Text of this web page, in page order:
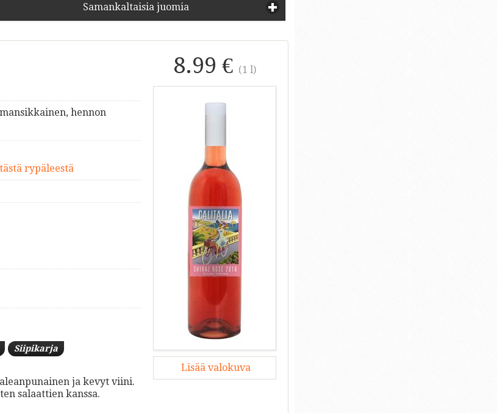
Samankaltaisia juomia
8.99 € (1 l)
Lisää valokuva
hennon
rypäleestä
Siipikarja
ja kevyt viini.
salaattien kanssa.